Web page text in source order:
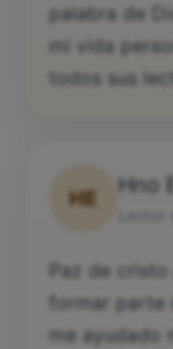
palabra de
mi vida
todos sus
HE
Hno
Paz de
formar
me ayudado